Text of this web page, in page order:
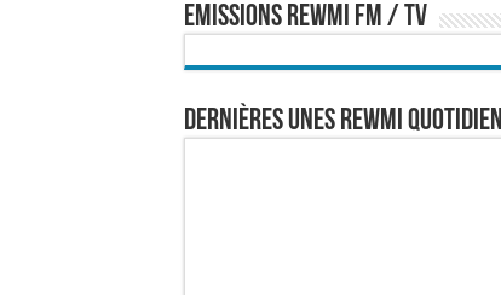
EMISSIONS REWMI FM / TV
Dernières Unes Rewmi Quotidien